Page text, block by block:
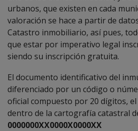
urbanos, que existen en cada
valoración se hace a partir de
Catastro inmobiliario, así pues,
que estar por imperativo legal
siendo su inscripción gratuita.
El documento identificativo del
diferenciado por un código o
oficial compuesto por 20 dígitos,
dentro de la cartografía catastral
0000000XX0000X0000XX